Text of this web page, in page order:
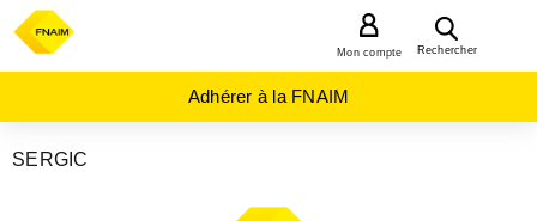
Rechercher
Mon compte
Adhérer à la FNAIM
SERGIC